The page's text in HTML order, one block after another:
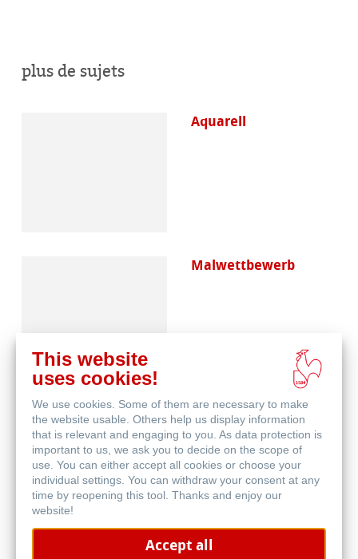
plus de sujets
Aquarell
Malwettbewerb
Häufig gestellte
Fragen
Qualitätskriterien -
This website
uses cookies!
We use cookies. Some of them are necessary to make
the website usable. Others help us display information
that is relevant and engaging to you. As data protection is
important to us, we ask you to decide on the scope of
use. You can either accept all cookies or choose your
individual settings. You can withdraw your consent at any
time by reopening this tool. Thanks and enjoy our
website!
Accept all